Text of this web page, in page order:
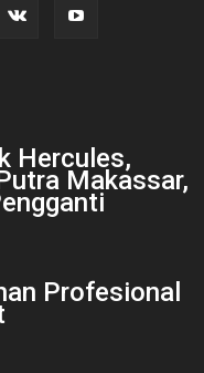
Hercules,
Makassar,
Profesional